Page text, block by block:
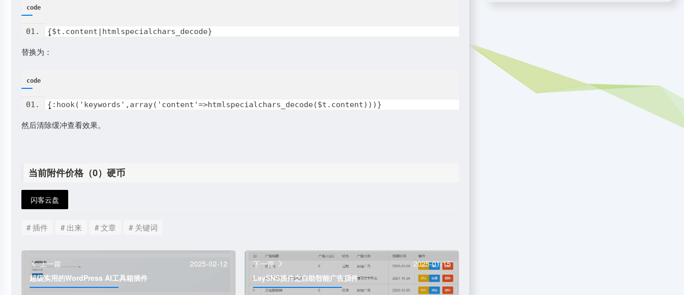
code
{$t.content|htmlspecialchars_decode}
替换为：
code
{:hook('keywords',array('content'=>htmlspecialchars_decode($t.content)))}
然后清除缓冲查看效果。
当前附件价格（0）硬币
闪客云盘
# 插件 # 出来 # 文章 # 关键词
上一篇
2025-02-12
超级实用的WordPress AI工具箱插件
下一篇
2025-01-15
LaySNS插件之自助智能广告插件